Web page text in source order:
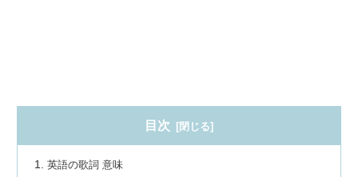
目次
英語の歌詞 意味